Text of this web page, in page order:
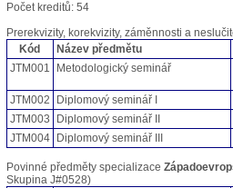
Počet kreditů: 54
Prerekvizity, korekvizity, záměnnosti a
Kód
Název předmětu
JTM001
Metodologický seminář
JTM002
Diplomový seminář I
JTM003
Diplomový seminář II
JTM004
Diplomový seminář III
Povinné předměty specializace
Skupina J#0528)